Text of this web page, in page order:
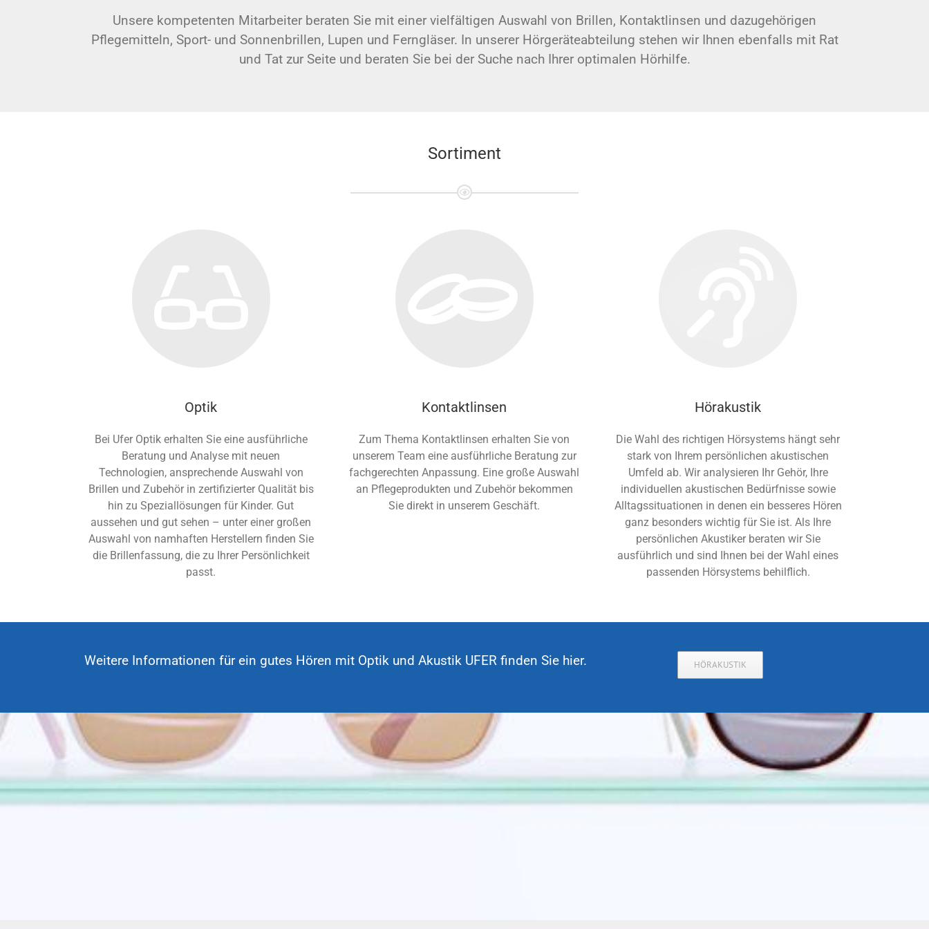
Unsere kompetenten Mitarbeiter beraten Sie mit einer vielfältigen Auswahl von Brillen, Kontaktlinsen und dazugehörigen
Pflegemitteln, Sport- und Sonnenbrillen, Lupen und Ferngläser. In unserer Hörgeräteabteilung stehen wir Ihnen ebenfalls mit Rat
und Tat zur Seite und beraten Sie bei der Suche nach Ihrer optimalen Hörhilfe.
Sortiment
Optik
Bei Ufer Optik erhalten Sie eine ausführliche
Beratung und Analyse mit neuen
Technologien, ansprechende Auswahl von
Brillen und Zubehör in zertifizierter Qualität bis
hin zu Speziallösungen für Kinder. Gut
aussehen und gut sehen – unter einer großen
Auswahl von namhaften Herstellern finden Sie
die Brillenfassung, die zu Ihrer Persönlichkeit
passt.
Kontaktlinsen
Zum Thema Kontaktlinsen erhalten Sie von
unserem Team eine ausführliche Beratung zur
fachgerechten Anpassung. Eine große Auswahl
an Pflegeprodukten und Zubehör bekommen
Sie direkt in unserem Geschäft.
Hörakustik
Die Wahl des richtigen Hörsystems hängt sehr
stark von Ihrem persönlichen akustischen
Umfeld ab. Wir analysieren Ihr Gehör, Ihre
individuellen akustischen Bedürfnisse sowie
Alltagssituationen in denen ein besseres Hören
ganz besonders wichtig für Sie ist. Als Ihre
persönlichen Akustiker beraten wir Sie
ausführlich und sind Ihnen bei der Wahl eines
passenden Hörsystems behilflich.
Weitere Informationen für ein gutes Hören mit Optik und Akustik UFER finden Sie hier. HÖRAKUSTIK